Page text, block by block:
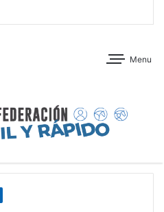
Menu